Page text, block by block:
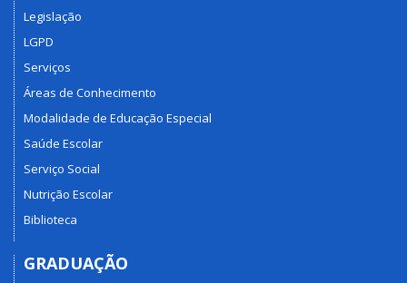
Legislação
LGPD
Serviços
Áreas de Conhecimento
Modalidade de Educação Especial
Saúde Escolar
Serviço Social
Nutrição Escolar
Biblioteca
GRADUAÇÃO